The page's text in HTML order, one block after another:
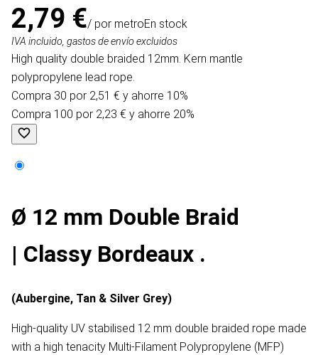
2,79 €/ por metroEn stock
IVA incluido, gastos de envío excluidos
High quality double braided 12mm. Kern mantle
polypropylene lead rope.
Compra 30 por 2,51 € y ahorre 10%
Compra 100 por 2,23 € y ahorre 20%
Ø 12 mm Double Braid
| Classy Bordeaux .
(Aubergine, Tan & Silver Grey)
High-quality UV stabilised 12 mm double braided rope made
with a high tenacity Multi-Filament Polypropylene (MFP)